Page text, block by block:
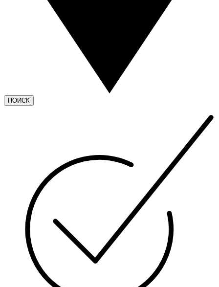
ПОИСК